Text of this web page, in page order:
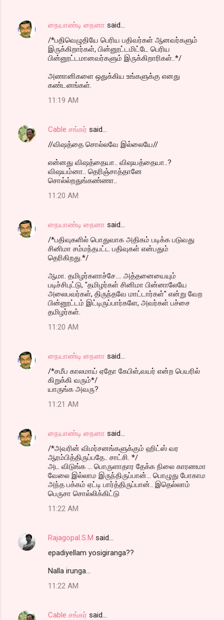
நையாண்டி நைனா said…
/*பதிவெழுதியே பெரிய பதிவர்கள் ஆனவர்களும்
இருக்கிறார்கள், பின்னூட்டமிட்டே பெரிய
பின்னூட்டமானவர்களும் இருக்கிறாரிகள்..*/
அணானிகளை ஒதுக்கிய உங்களுக்கு எனது
கண்டனங்கள்.
11:19 AM
Cable சங்கர் said…
//விஷத்தை சொல்லவே இல்லையே//
என்னது விஷத்தையா.. விஷயத்தையா..?
விஷயம்னா.. தெரிஞ்சாத்தானே
சொல்ல்றதுங்கண்ணா..
11:20 AM
நையாண்டி நைனா said…
/*பதிவுகளில் பொதுவாக அதிகம் படிக்க படுவது
சினிமா சம்மந்தபட்ட பதிவுகள் என்பதும்
தெரிகிறது.*/
ஆமா. தமிழர்களாச்சே.... அத்தனையையும்
படிச்சிபுட்டு, "தமிழர்கள் சினிமா பின்னாலேயே
அலைபவர்கள், திருந்தவே மாட்டார்கள்" என்று வேற
பின்னூட்டம் இட்டிருப்பார்களே, அவர்கள் பச்சை
தமிழர்கள்.
11:20 AM
நையாண்டி நைனா said…
/*சமீப காலமாய் ஏதோ கேபிள்,வயர் என்ற பெயரில்
கிறுக்கி வரும்*/
யாருங்க அவரு?
11:21 AM
நையாண்டி நைனா said…
/*அவரின் விமர்சனங்களுக்கும் ஹிட்ஸ் வர
ஆரம்பித்திருப்பதே.. சாட்சி. */
அட விடுங்க ... பொருளாதார தேக்க நிலை காரணமா
வேலை இல்லாம இருந்திருப்பான்... பொழுது போகாம
அந்த பக்கம் ஏட்டி பார்த்திருப்பான்.. இதெல்லாம்
பெருசா சொல்லிக்கிட்டு
11:22 AM
Rajagopal.S.M said…
epadiyellam yosigiranga??
Nalla irunga...
11:22 AM
Cable சங்கர் said…